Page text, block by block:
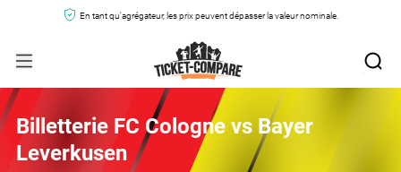
En tant qu'agrégateur, les prix peuvent dépasser la valeur nominale.
Billetterie FC Cologne vs Bayer
Leverkusen